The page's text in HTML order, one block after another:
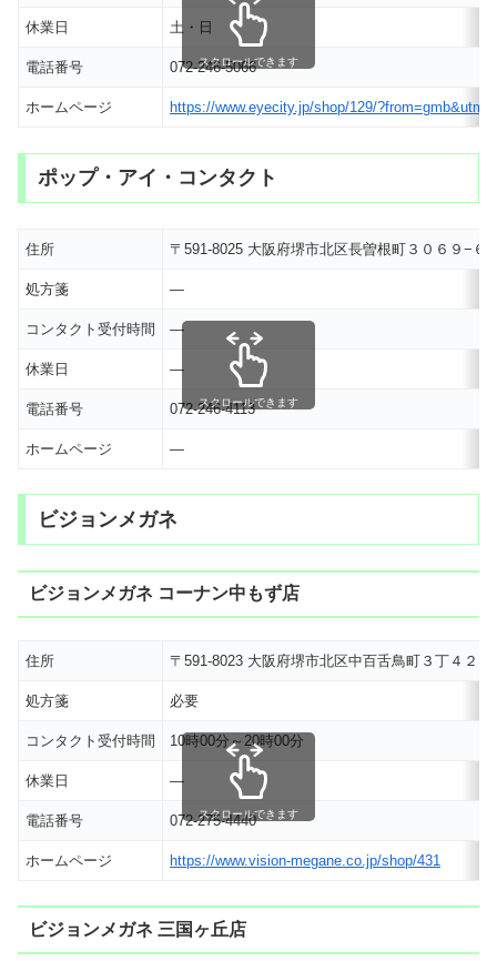
休業日 土・日
電話番号 072-246-5066
ホームページ https://www.eyecity.jp/shop/129/
スクロールできます
ポップ・アイ・コンタクト
住所 〒591-8025 大阪府堺市北区長曽根町３０６９−６
処方箋 ―
コンタクト受付時間 ―
休業日 ―
電話番号 072-246-4113
ホームページ ―
スクロールできます
ビジョンメガネ
ビジョンメガネ コーナン中もず店
住所 〒591-8023 大阪府堺市北区中百舌鳥町３丁４２
処方箋 必要
コンタクト受付時間 10時00分～20時00分
休業日 ―
電話番号 072-275-4440
ホームページ https://www.vision-megane.co.jp/shop/431
スクロールできます
ビジョンメガネ 三国ヶ丘店